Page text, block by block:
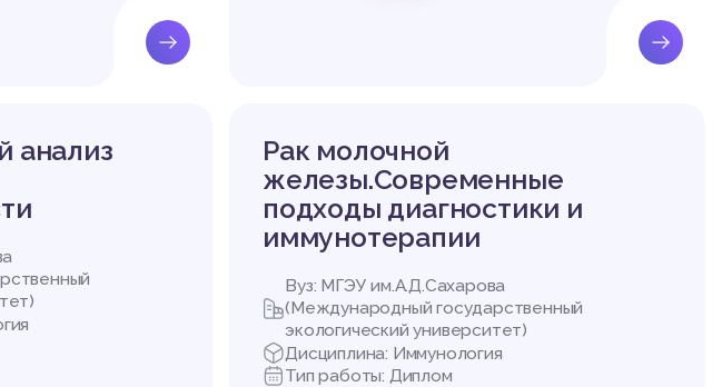
анализ
Рак молочной
железы.Современные
подходы диагностики и
иммунотерапии
Вуз: МГЭУ им.А.Д.Сахарова
(Международный государственный
экологический университет)
Дисциплина: Иммунология
Тип работы: Диплом